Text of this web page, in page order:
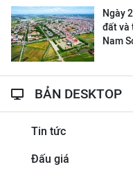
Ngày
đất và
Nam
BẢN DESKTOP
Tin tức
Đấu giá